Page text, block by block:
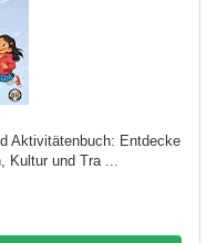
Aktivitätenbuch: Entdecke
Kultur und Tra ...